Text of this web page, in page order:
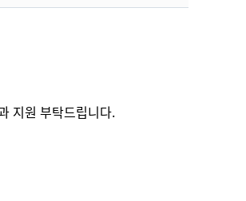
지원 부탁드립니다.